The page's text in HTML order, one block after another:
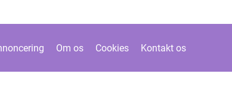
Om os Cookies Kontakt os